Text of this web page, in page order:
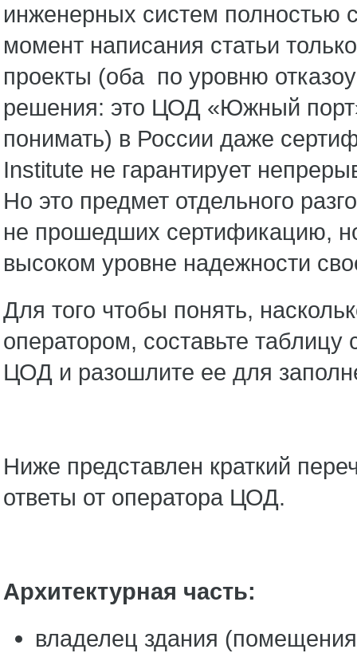
инженерных систем полностью
момент написания статьи
проекты (оба по уровню
решения: это ЦОД «Южный
понимать) в России даже
Institute не гарантирует
Но это предмет отдельного
не прошедших сертификацию,
высоком уровне надежности
Для того чтобы понять,
оператором, составьте
ЦОД и разошлите ее для
Ниже представлен краткий
ответы от оператора ЦОД.
Архитектурная часть:
владелец здания